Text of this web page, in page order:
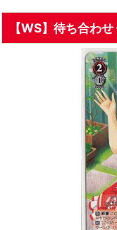
【WS】待ち合わ